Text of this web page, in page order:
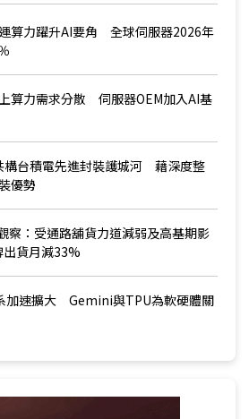
算力躍升AI要角 全球伺服器2026年
算力需求分散 伺服器OEM加入AI基
構台積電先進封裝護城河 藉深度整
優勢
察：受通路舖貨力道減弱及高基期影
貨月減33%
加速擴大 Gemini與TPU為軟硬體關